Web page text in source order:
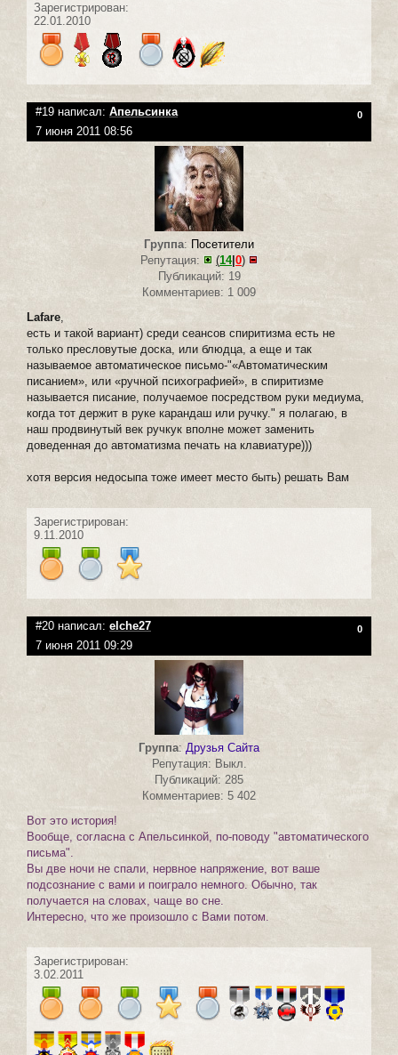
Зарегистрирован:
22.01.2010
#19 написал: Апельсинка 0
7 июня 2011 08:56
Группа: Посетители
Репутация:
(14| 0)
Публикаций: 19
Комментариев: 1 009
Lafare,
есть и такой вариант) среди сеансов спиритизма есть не
только пресловутые доска, или блюдца, а еще и так
называемое автоматическое письмо-"«Автоматическим
писанием», или «ручной психографией», в спиритизме
называется писание, получаемое посредством руки медиума,
когда тот держит в руке карандаш или ручку." я полагаю, в
наш продвинутый век ручкук вполне может заменить
доведенная до автоматизма печать на клавиатуре)))
хотя версия недосыпа тоже имеет место быть) решать Вам
Зарегистрирован:
9.11.2010
#20 написал: elche27 0
7 июня 2011 09:29
Группа: Друзья Сайта
Репутация: Выкл.
Публикаций: 285
Комментариев: 5 402
Вот это история!
Вообще, согласна с Апельсинкой, по-поводу "автоматического
письма".
Вы две ночи не спали, нервное напряжение, вот ваше
подсознание с вами и поиграло немного. Обычно, так
получается на словах, чаще во сне.
Интересно, что же произошло с Вами потом.
Зарегистрирован:
3.02.2011